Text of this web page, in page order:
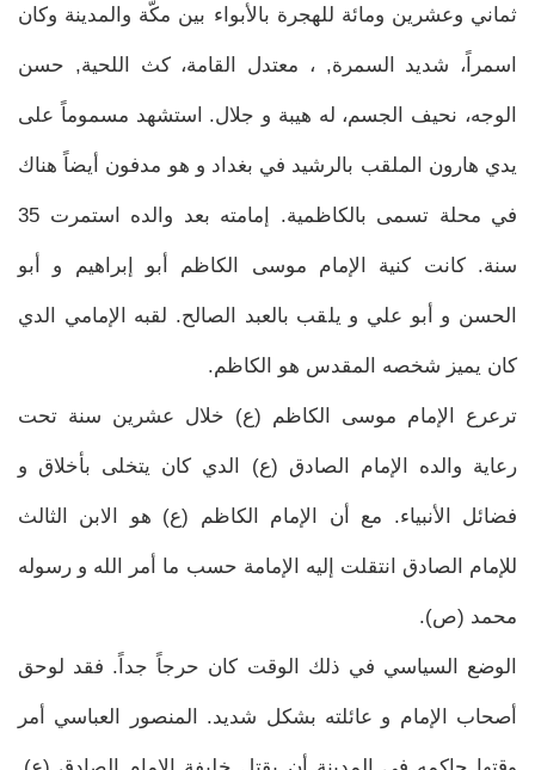
ثماني وعشرين ومائة للهجرة بالأبواء بين مكّة والمدينة وكان
اسمراً، شديد السمرة, ، معتدل القامة، كث اللحية, حسن
الوجه، نحيف الجسم، له هيبة و جلال. استشهد مسموماً على
يدي هارون الملقب بالرشيد في بغداد و هو مدفون أيضاً هناك
في محلة تسمى بالكاظمية. إمامته بعد والده استمرت 35
سنة. كانت كنية الإمام موسى الكاظم أبو إبراهيم و أبو
الحسن و أبو علي و يلقب بالعبد الصالح. لقبه الإمامي الدي
كان يميز شخصه المقدس هو الكاظم.
ترعرع الإمام موسى الكاظم (ع) خلال عشرين سنة تحت
رعاية والده الإمام الصادق (ع) الدي كان يتخلى بأخلاق و
فضائل الأنبياء. مع أن الإمام الكاظم (ع) هو الابن الثالث
للإمام الصادق انتقلت إليه الإمامة حسب ما أمر الله و رسوله
محمد (ص).
الوضع السياسي في ذلك الوقت كان حرجاً جداً. فقد لوحق
أصحاب الإمام و عائلته بشكل شديد. المنصور العباسي أمر